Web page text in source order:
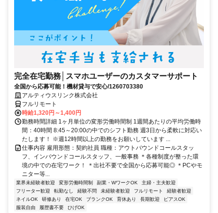
完全在宅勤務│スマホユーザーのカスタマーサポート
全国から応募可能！機材貸与で安心/1260703380
アルティウスリンク株式会社
フルリモート
時給1,320円～1,400円
勤務時間詳細 1ヶ月単位の変形労働時間制 1週間あたりの平均労働時
間：40時間 8:45～20:00の中でのシフト勤務 週3日から柔軟に対応い
たします！ ※週12時間以上の勤務をお願いしています ...
仕事内容 雇用形態：契約社員 職種：アウトバウンドコールスタッ
フ、インバウンドコールスタッフ、一般事務 ＊各種制度が整った環
境の中での在宅ワーク！ ＊出社不要で全国から応募可能◎ ＊PCやモ
ニター等...
業界未経験者歓迎 変形労働時間制 副業・WワークOK
主婦・主夫歓迎
フリーター歓迎
転勤なし 経験不問 未経験者歓迎 フルリモート
経験者歓迎
ネイルOK
研修あり 在宅OK ブランクOK 育休あり 長期歓迎
ピアスOK
服装自由
履歴書不要 ひげOK